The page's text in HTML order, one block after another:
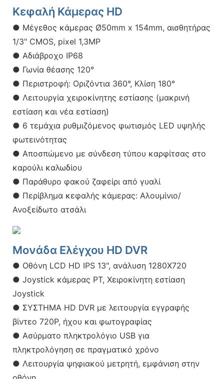
Κεφαλή Κάμερας HD
● Μέγεθος κάμερας Ø50mm x 154mm, αισθητήρας
1/3" CMOS, pixel 1,3MP
● Αδιάβροχο IP68
● Γωνία θέασης 120°
● Περιστροφή: Οριζόντια 360°, Κλίση 180°
● Λειτουργία χειροκίνητης εστίασης (μακρινή
εστίαση και νέα εστίαση)
● 6 τεμάχια ρυθμιζόμενος φωτισμός LED υψηλής
φωτεινότητας
● Αποσπώμενο με σύνδεση τύπου καρφίτσας στο
καρούλι καλωδίου
● Παράθυρο φακού ζαφείρι από γυαλί
● Περίβλημα κεφαλής κάμερας: Αλουμίνιο/
Ανοξείδωτο ατσάλι
Μονάδα Ελέγχου HD DVR
● Οθόνη LCD HD IPS 13", ανάλυση 1280X720
● Joystick κάμερας PT, Χειροκίνητη εστίαση
Joystick
● ΣΥΣΤΗΜΑ HD DVR με λειτουργία εγγραφής
βίντεο 720P, ήχου και φωτογραφίας
● Ασύρματο πληκτρολόγιο USB για
πληκτρολόγηση σε πραγματικό χρόνο
● Λειτουργία ψηφιακού μετρητή, εμφάνιση στην